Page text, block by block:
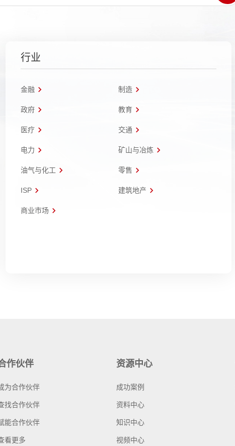
行业
金融 制造
政府 教育
医疗 交通
电力 矿山与冶炼
油气与化工 零售
ISP 建筑地产
商业市场
作伙伴
为合作伙伴
找合作伙伴
能合作伙伴
看更多
资源中心
成功案例
资料中心
知识中心
视频中心